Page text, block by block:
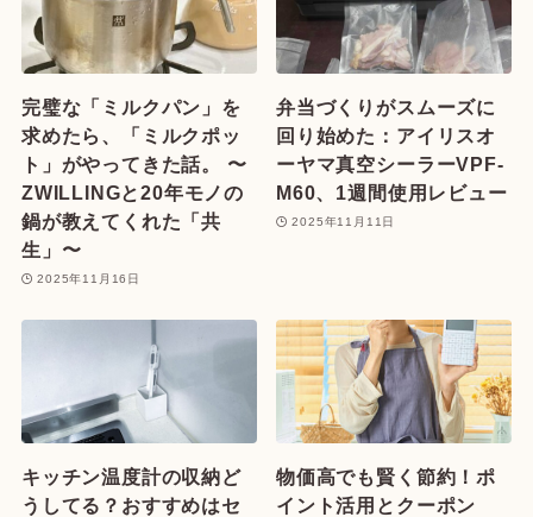
完璧な「ミルクパン」を
求めたら、「ミルクポッ
ト」がやってきた話。 〜
ZWILLINGと20年モノの
鍋が教えてくれた「共
生」〜
2025年11月16日
弁当づくりがスムーズに
回り始めた：アイリスオ
ーヤマ真空シーラーVPF-
M60、1週間使用レビュー
2025年11月11日
キッチン温度計の収納ど
うしてる？おすすめはセ
物価高でも賢く節約！ポ
イント活用とクーポン